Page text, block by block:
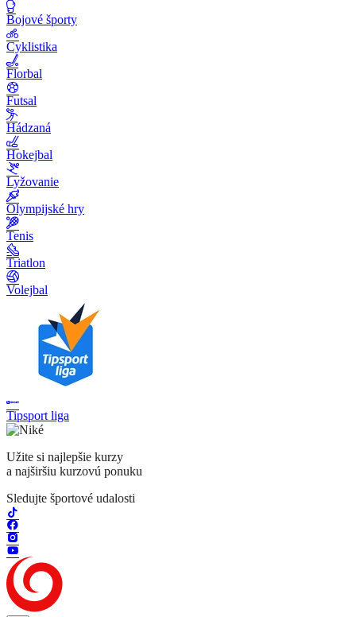
Bojové športy
Cyklistika
Florbal
Futsal
Hádzaná
Hokejbal
Lyžovanie
Olympijské hry
Tenis
Triatlon
Volejbal
Tipsport liga
Užite si najlepšie kurzy
a najširšiu kurzovú ponuku
Sledujte športové udalosti